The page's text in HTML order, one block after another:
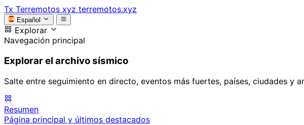
Tx Terremotos xyz terremotos.xyz
Español
Explorar
Navegación principal
Explorar el archivo sísmico
Salte entre seguimiento en directo, eventos más fuertes, países, ciudades y
Resumen
Página principal y últimos destacados